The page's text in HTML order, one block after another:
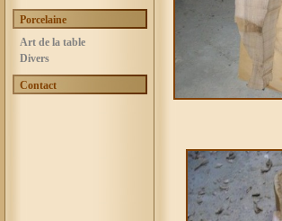
Porcelaine
Art de la table
Divers
Contact